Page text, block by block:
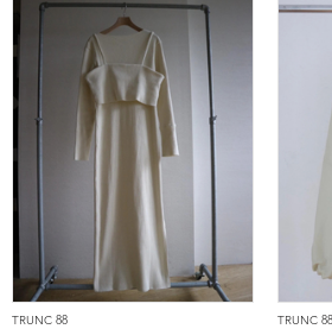
TRUNC 88 TRUNC 88